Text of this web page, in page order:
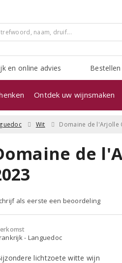
en online advies
Ontdek uw wijnsmaken
Wit Domaine de l'Arjolle
de
als eerste een beoordeling
- Languedoc
lichtzoete witte wijn